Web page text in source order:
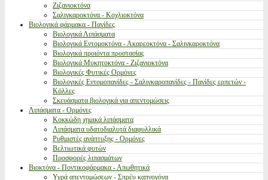
Ζιζανιοκτόνα
Σαλιγκαροκτόνα - Κοχλιοκτόνα
Βιολογικά φάρμακα - Παγίδες
Βιολογικά Λιπάσματα
Βιολογικά Εντομοκτόνα - Ακαρεοκτόνα - Σαλιγκαροκτόνα
Βιολογικά προιόντα προστασίας
Βιολογικά Μυκητοκτόνα - Ζιζανιοκτόνα
Βιολογικές Φυτικές Ορμόνες
Βιολογικές Εντομοπαγίδες - Σαλιγκαροπαγίδες - Παγίδες ερπετών -
Κόλλες
Σκευάσματα βιολογικά για απεντομώσεις
Λιπάσματα - Ορμόνες
Κοκκώδη χημικά λιπάσματα
Λιπάσματα υδατοδιαλυτά διαφυλλικά
Ρυθμιστές ανάπτυξης - Ορμόνες
Βελτιωτικά φυτών
Προσφορές λιπασμάτων
Βιοκτόνα - Ποντικοφάρμακα - Απωθητικά
Υγρά απεντομώσεων - Σπρέυ καπνογόνα